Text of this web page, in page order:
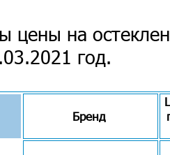
цены на
год.
Бренд